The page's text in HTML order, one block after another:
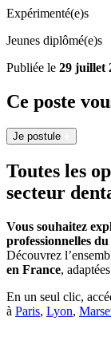
Expérimenté(e)s
Jeunes diplômé(e)s
Publiée le 29 juillet
Ce poste
Je postule
Toutes les
secteur
Vous souhaitez
professionnelles
Découvrez
en France,
En un seul clic,
à Paris, Lyon,